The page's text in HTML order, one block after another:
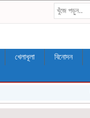
খেলাধূলা বিনোদন